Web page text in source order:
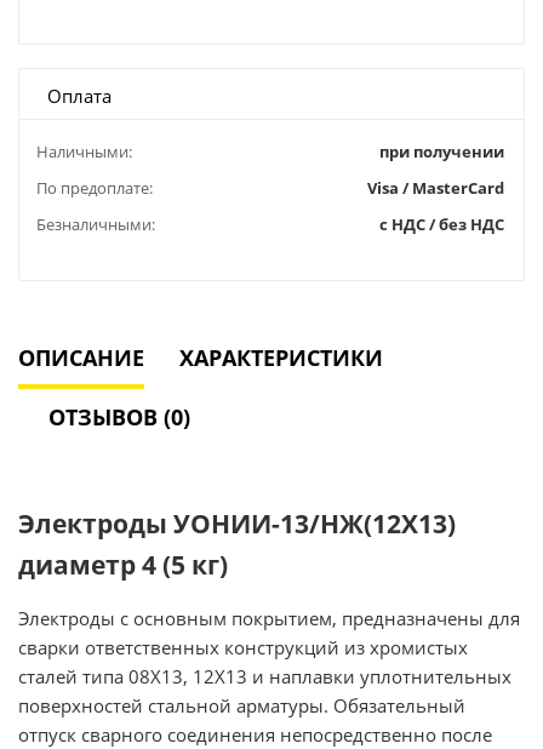
Оплата
Наличными:
при получении
По предоплате:
Visa / MasterCard
Безналичными:
с НДС / без НДС
ОПИСАНИЕ ХАРАКТЕРИСТИКИ
ОТЗЫВОВ (0)
Электроды УОНИИ-13/НЖ(12Х13)
диаметр 4 (5 кг)
Электроды с основным покрытием, предназначены для
сварки ответственных конструкций из хромистых
сталей типа 08Х13, 12Х13 и наплавки уплотнительных
поверхностей стальной арматуры. Обязательный
отпуск сварного соединения непосредственно после